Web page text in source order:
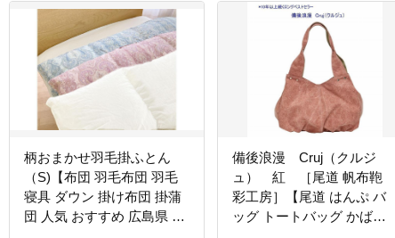
柄おまかせ羽毛掛ふとん
（S)【布団 羽毛布団 羽毛
寝具 ダウン 掛け布団 掛蒲
団 人気 おすすめ 広島県 尾
備後浪漫 Cruj（クルジ
ュ） 紅 ［尾道 帆布鞄
彩工房］【尾道 はんぷ バ
ッグ トートバッグ かばん